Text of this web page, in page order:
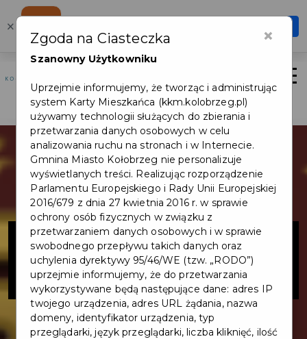
× Karta Mieszkańca
Szybciej, wygodniej, zawsze pod ręką
Logowanie/Rejestracja
GROTA SOLNA
SELEN
×
Zgoda na Ciasteczka
Szanowny Użytkowniku
Uprzejmie informujemy, że tworząc i administrując
system Karty Mieszkańca (kkm.kolobrzeg.pl)
używamy technologii służących do zbierania i
przetwarzania danych osobowych w celu
analizowania ruchu na stronach i w Internecie.
Gmnina Miasto Kołobrzeg nie personalizuje
wyświetlanych treści. Realizując rozporządzenie
Parlamentu Europejskiego i Rady Unii Europejskiej
2016/679 z dnia 27 kwietnia 2016 r. w sprawie
ochrony osób fizycznych w związku z
przetwarzaniem danych osobowych i w sprawie
swobodnego przepływu takich danych oraz
uchylenia dyrektywy 95/46/WE (tzw. „RODO”)
uprzejmie informujemy, że do przetwarzania
wykorzystywane będą następujące dane: adres IP
twojego urządzenia, adres URL żądania, nazwa
domeny, identyfikator urządzenia, typ
przeglądarki, język przeglądarki, liczba kliknięć, ilość